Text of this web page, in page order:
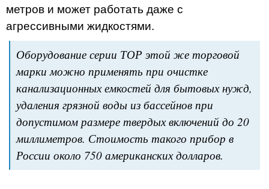
метров и может работать даже с
агрессивными жидкостями.
Оборудование серии ТОР этой же торговой
марки можно применять при очистке
канализационных емкостей для бытовых нужд,
удаления грязной воды из бассейнов при
допустимом размере твердых включений до 20
миллиметров. Стоимость такого прибор в
России около 750 американских долларов.